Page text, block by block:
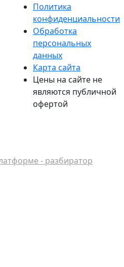
Политика
конфиденциальности
Обработка
персональных
данных
Карта сайта
Цены на сайте не
являются публичной
офертой
- разбиратор